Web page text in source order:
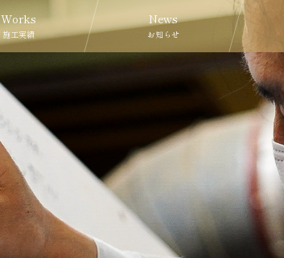
Works
施工実績
News
お知らせ